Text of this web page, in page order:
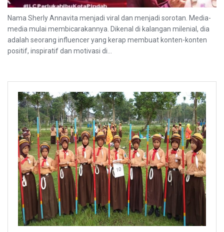
Nama Sherly Annavita menjadi viral dan menjadi sorotan. Media-
media mulai membicarakannya. Dikenal di kalangan milenial, dia
adalah seorang influencer yang kerap membuat konten-konten
positif, inspiratif dan motivasi di...